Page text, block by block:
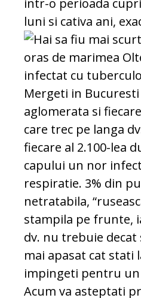
intr-o perioada
luni si cativa ani,
Hai sa fiu mai
oras de marimea
infectat cu
Mergeti in
aglomerata si
care trec pe langa
fiecare al 2.100-lea
capului un nor
respiratie. 3% din
netratabila,
stampila pe frunte,
dv. nu trebuie decat
mai apasat cat stati
impingeti pentru
Acum va asteptati